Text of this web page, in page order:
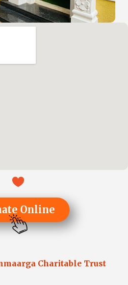
Online
Charitable Trust